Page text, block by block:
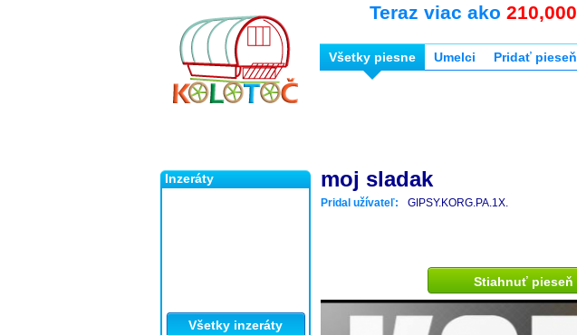
Inzeráty
Všetky inzeráty
Teraz viac ako 210,000
Všetky piesne Umelci Pridať pieseň
moj sladak
Pridal užívateľ: GIPSY.KORG.PA.1X.
Stiahnuť pieseň